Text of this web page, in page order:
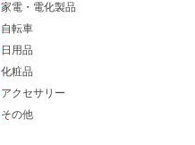
家電・電化製品
自転車
日用品
化粧品
アクセサリー
その他